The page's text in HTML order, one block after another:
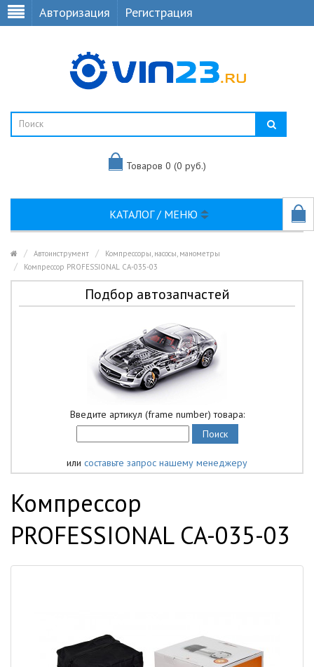
Авторизация Регистрация
Товаров 0 (0 руб.)
КАТАЛОГ / МЕНЮ
Автоинструмент
Компрессоры, насосы, манометры
Компрессор PROFESSIONAL CA-035-03
Подбор автозапчастей
Введите артикул (frame number) товара:
или составьте запрос нашему менеджеру
Компрессор
PROFESSIONAL CA-035-03